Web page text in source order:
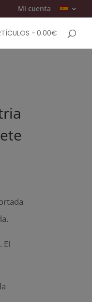
Mi cuenta
0.00€
El